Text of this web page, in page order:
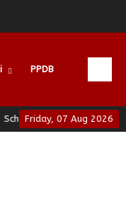
PPDB
Friday, 07 Aug 2026
of Leadership - Jogja